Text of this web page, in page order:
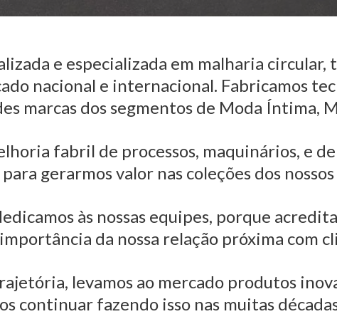
e especializada em malharia circular,
nacional e internacional. Fabricamos
marcas dos segmentos de Moda Íntima,
fabril de processos, maquinários, e
gerarmos valor nas coleções dos
às nossas equipes, porque
importância da nossa relação próxima com
levamos ao mercado produtos
continuar fazendo isso nas muitas